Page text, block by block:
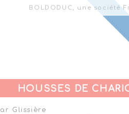
BOLDODUC, une société
HOUSSES DE
Glissière